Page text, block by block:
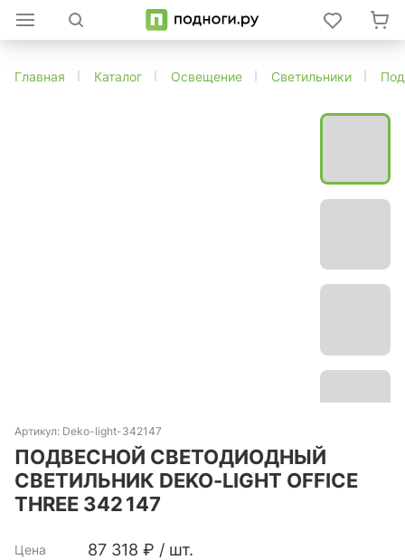
Главная Каталог Освещение Светильники
Артикул: Deko-light-342147
ПОДВЕСНОЙ СВЕТОДИОДНЫЙ
СВЕТИЛЬНИК DEKO-LIGHT OFFICE
THREE 342 147
Цена 87 318 ₽ / шт.